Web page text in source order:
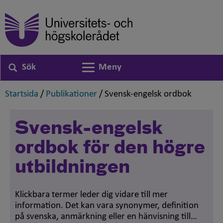
Sök
Växla navigering
Meny
Startsida ,
/ Publikationer ,
/ Svensk-engelsk ordbok
Svensk-engelsk
ordbok för den högre
utbildningen
Klickbara termer leder dig vidare till mer
information. Det kan vara synonymer, definition
på svenska, anmärkning eller en hänvisning till